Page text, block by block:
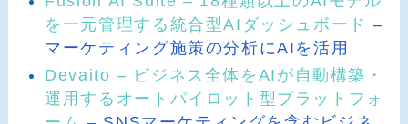
を一元管理する統合型AIダッシュボード –
マーケティング施策の分析にAIを活用
Devaito – ビジネス全体をAIが自動構築・
運用するオートパイロット型プラットフォ